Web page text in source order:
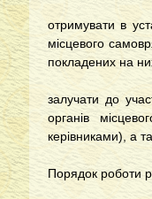
отримувати в
місцевого
покладених на
залучати до
органів
керівниками), а
Порядок роботи